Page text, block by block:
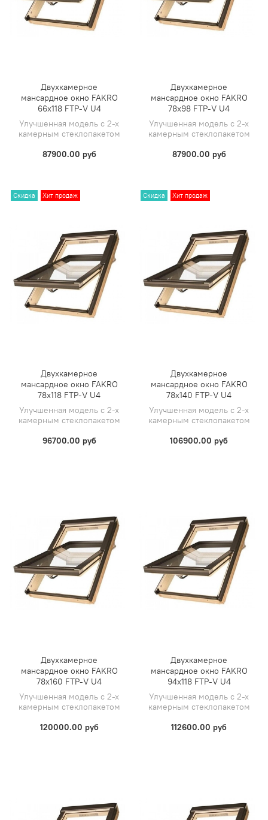
Двухкамерное
мансардное окно FAKRO
66х118 FTP-V U4
Улучшенная модель с 2-х
камерным стеклопакетом
87900.00 руб
Двухкамерное
мансардное окно FAKRO
78х98 FTP-V U4
Улучшенная модель с 2-х
камерным стеклопакетом
87900.00 руб
Скидка Хит продаж
Двухкамерное
мансардное окно FAKRO
78х118 FTP-V U4
Улучшенная модель с 2-х
камерным стеклопакетом
96700.00 руб
Скидка Хит продаж
Двухкамерное
мансардное окно FAKRO
78х140 FTP-V U4
Улучшенная модель с 2-х
камерным стеклопакетом
106900.00 руб
Двухкамерное
мансардное окно FAKRO
78х160 FTP-V U4
Улучшенная модель с 2-х
камерным стеклопакетом
120000.00 руб
Двухкамерное
мансардное окно FAKRO
94х118 FTP-V U4
Улучшенная модель с 2-х
камерным стеклопакетом
112600.00 руб